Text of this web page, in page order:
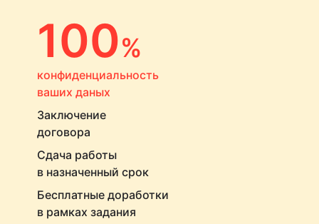
100%
конфиденциальность
ваших даных
Заключение
договора
Сдача работы
в назначенный срок
Бесплатные доработки
в рамках задания